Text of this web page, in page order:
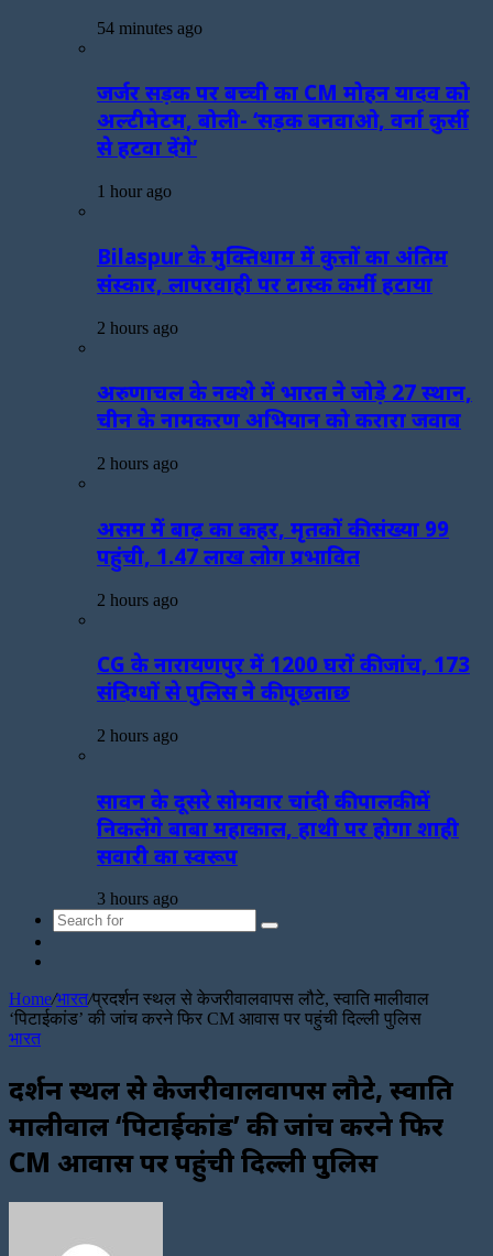
54 minutes ago
जर्जर सड़क पर बच्ची का CM मोहन यादव को
अल्टीमेटम, बोली- ‘सड़क बनवाओ, वर्ना कुर्सी
से हटवा देंगे’
1 hour ago
Bilaspur के मुक्तिधाम में कुत्तों का अंतिम
संस्कार, लापरवाही पर टास्क कर्मी हटाया
2 hours ago
अरुणाचल के नक्शे में भारत ने जोड़े 27 स्थान,
चीन के नामकरण अभियान को करारा जवाब
2 hours ago
असम में बाढ़ का कहर, मृतकों की संख्या 99
पहुंची, 1.47 लाख लोग प्रभावित
2 hours ago
CG के नारायणपुर में 1200 घरों की जांच, 173
संदिग्धों से पुलिस ने की पूछताछ
2 hours ago
सावन के दूसरे सोमवार चांदी की पालकी में
निकलेंगे बाबा महाकाल, हाथी पर होगा शाही
सवारी का स्वरूप
3 hours ago
Search
Home/भारत/प्रदर्शन स्थल से केजरीवालवापस लौटे, स्वाति मालीवाल
‘पिटाईकांड’ की जांच करने फिर CM आवास पर पहुंची दिल्ली पुलिस
भारत
प्रदर्शन स्थल से केजरीवालवापस लौटे, स्वाति
मालीवाल ‘पिटाईकांड’ की जांच करने फिर
CM आवास पर पहुंची दिल्ली पुलिस